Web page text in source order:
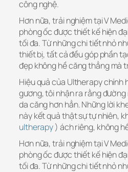
công nghệ.
Hơn nữa, trải nghiệm tại V
phòng ốc được thiết kế hiện
tối đa. Từ những chi tiết nhỏ
thiết bị, tất cả đều góp phần
đẹp không hề căng thẳng mà
Hiệu quả của Ultherapy chính
gương, tôi nhận ra rằng
da căng hơn hẳn. Những lời
này kết quả thật sự tự nhiên,
ultherapy) ách riêng, không
Hơn nữa, trải nghiệm tại V
phòng ốc được thiết kế hiện
tối đa. Từ những chi tiết nhỏ